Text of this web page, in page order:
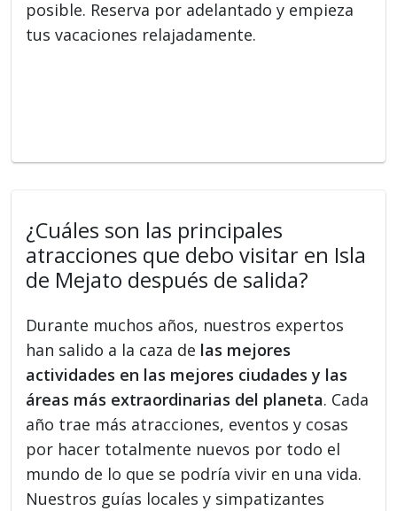
posible. Reserva por adelantado y empieza
tus vacaciones relajadamente.
¿Cuáles son las principales
atracciones que debo visitar en Isla
de Mejato después de salida?
Durante muchos años, nuestros expertos
han salido a la caza de las mejores
actividades en las mejores ciudades y las
áreas más extraordinarias del planeta. Cada
año trae más atracciones, eventos y cosas
por hacer totalmente nuevos por todo el
mundo de lo que se podría vivir en una vida.
Nuestros guías locales y simpatizantes